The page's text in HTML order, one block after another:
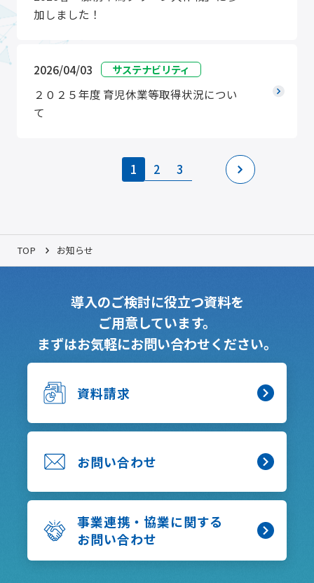
加しました！
2026/04/03 サステナビリティ
２０２５年度 育児休業等取得状況につい
て
1 2 3
TOP お知らせ
導入のご検討に役立つ資料を
ご用意しています。
まずはお気軽にお問い合わせください。
資料請求
お問い合わせ
事業連携・協業に関する
お問い合わせ